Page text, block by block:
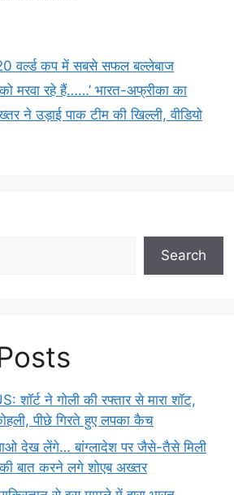
वर्ल्ड कप में सबसे सफल बल्लेबाज
को मरवा रहे हैं……’ भारत-अफ्रीका का
ने उड़ाई पाक टीम की खिल्ली, वीडियो
Search
ने गोली की रफ्तार से मारा शॉट,
पीछे गिरते हुए लपका कैच
देख लेंगे… बांग्लादेश पर जैसे-तैसे मिली
बात करने लगे शोएब अख्तर